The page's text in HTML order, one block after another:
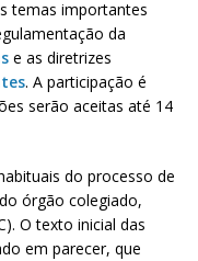
temas importantes
da
e as diretrizes
. A participação é
serão aceitas até 14
do processo de
órgão colegiado,
O texto inicial das
em parecer, que